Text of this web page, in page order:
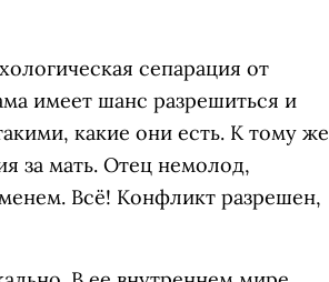
сепарация от
имеет шанс разрешиться и
какие они есть. К тому же
за мать. Отец немолод,
Всё! Конфликт разрешен,